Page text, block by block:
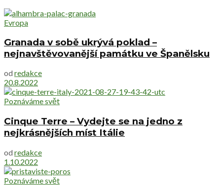
Evropa
Granada v sobě ukrývá poklad –
nejnavštěvovanější památku ve Španělsku
od redakce
20.8.2022
Poznáváme svět
Cinque Terre – Vydejte se na jedno z
nejkrásnějších míst Itálie
od redakce
1.10.2022
Poznáváme svět